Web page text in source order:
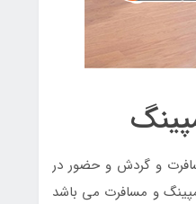
و گردش و حضور در
و مسافرت می باشد